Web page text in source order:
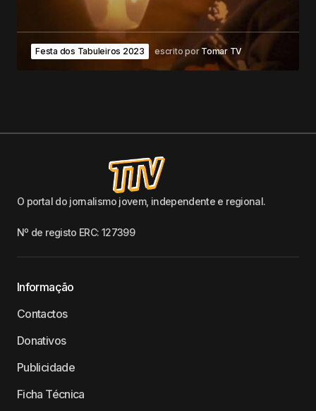
Festa dos Tabuleiros 2023 escrito por Tomar TV
O portal do jornalismo jovem, independente e regional.
Nº de registo ERC: 127399
Informação
Contactos
Donativos
Publicidade
Ficha Técnica